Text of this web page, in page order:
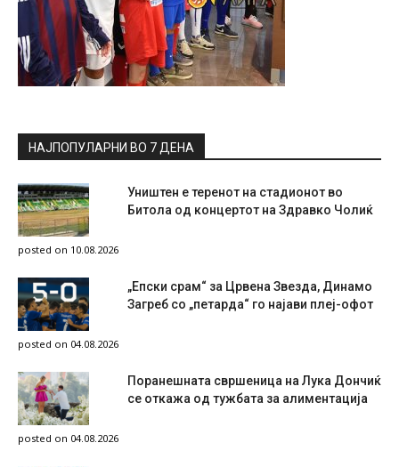
НАЈПОПУЛАРНИ ВО 7 ДЕНА
Уништен е теренот на стадионот во
Битола од концертот на Здравко Чолиќ
posted on 10.08.2026
„Епски срам“ за Црвена Звезда, Динамо
Загреб со „петарда“ го најави плеј-офот
posted on 04.08.2026
Поранешната свршеница на Лука Дончиќ
се откажа од тужбата за алиментација
posted on 04.08.2026